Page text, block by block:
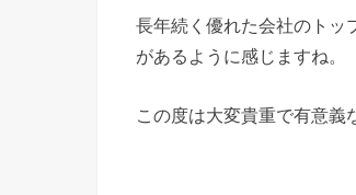
長年続く優れた会社のトッ
があるように感じますね。
この度は大変貴重で有意義